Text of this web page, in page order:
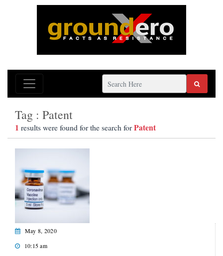
Tag : Patent
1 results were found for the search forPatent
May 8, 2020
10:15 am